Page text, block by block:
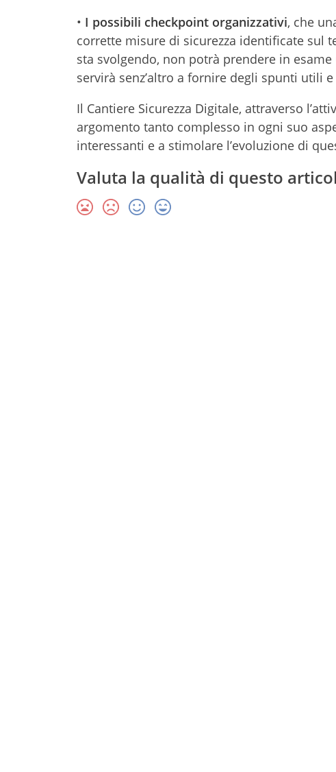
• I possibili checkpoint organizzativi, che
corrette misure di sicurezza identificate sul
sta svolgendo, non potrà prendere in
servirà senz’altro a fornire degli spunti utili
Il Cantiere Sicurezza Digitale, attraverso
argomento tanto complesso in ogni suo
interessanti e a stimolare l’evoluzione di
Valuta la qualità di questo